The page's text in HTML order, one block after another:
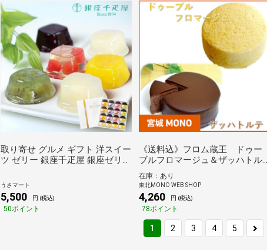
取り寄せ グルメ ギフト 洋スイー
ツ ゼリー 銀座千疋屋 銀座ゼリー
うさマート
5,500 円 (税込)
50ポイント
《送料込》フロム蔵王 ドゥー
ブルフロマージュ＆ザッハトル
テセット(山田乳業)
在庫：あり
東北MONO WEB SHOP
4,260 円 (税込)
78ポイント
1 2 3 4 5